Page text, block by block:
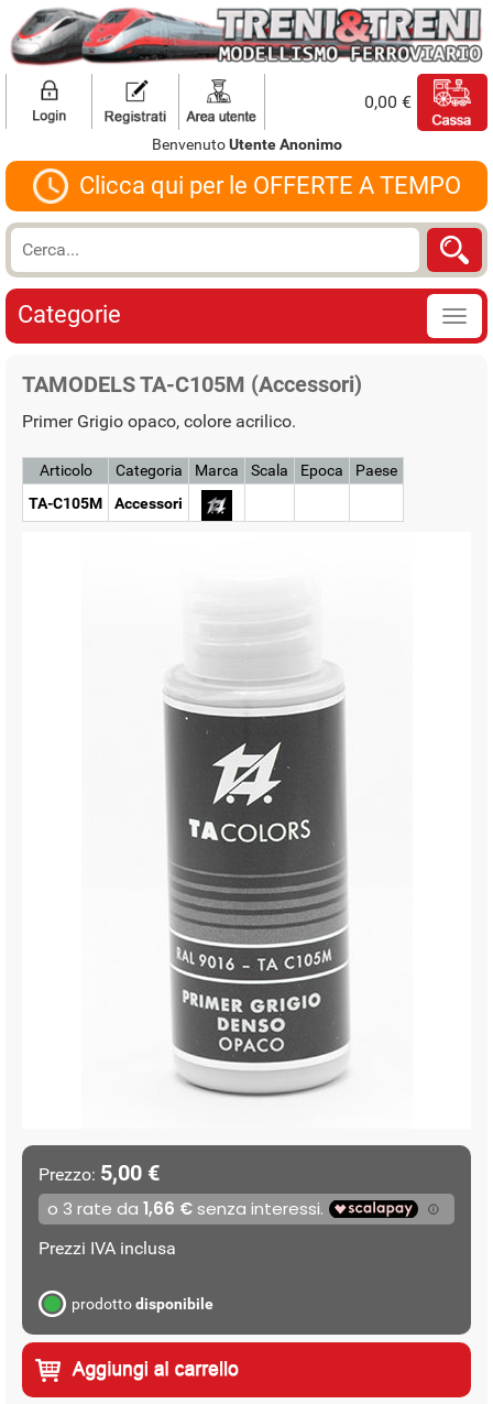
0,00 €
BenvenutoUtente Anonimo
Clicca qui per le OFFERTE A TEMPO
Categorie
TAMODELS TA-C105M (Accessori)
Primer Grigio opaco, colore acrilico.
Articolo
TA-C105M
Categoria
Accessori
Marca Scala Epoca Paese
Prezzo: 5,00 €
Prezzi IVA inclusa
prodottodisponibile